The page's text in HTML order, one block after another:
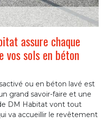
assure chaque
vos sols en béton
ou en béton lavé est
grand savoir-faire et une
DM Habitat vont tout
va accueillir le revêtement